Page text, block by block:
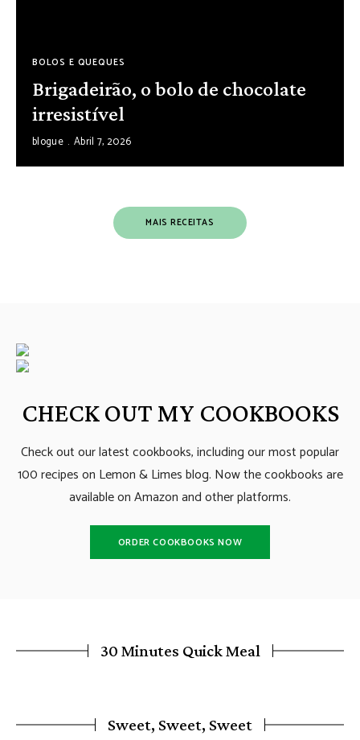
BOLOS E QUEQUES
Brigadeirão, o bolo de chocolate
irresistível
blogue Abril 7, 2026
MAIS RECEITAS
CHECK OUT MY COOKBOOKS
Check out our latest cookbooks, including our most popular
100 recipes on Lemon & Limes blog. Now the cookbooks are
available on Amazon and other platforms.
ORDER COOKBOOKS NOW
30 Minutes Quick Meal
Sweet, Sweet, Sweet